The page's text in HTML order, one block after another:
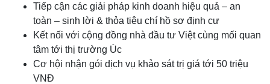
Tiếp cận các giải pháp kinh doanh hiệu quả – an
toàn – sinh lời & thỏa tiêu chí hồ sơ định cư
Kết nối với cộng đồng nhà đầu tư Việt cùng mối quan
tâm tới thị trường Úc
Cơ hội nhận gói dịch vụ khảo sát trị giá tới 50 triệu
VNĐ